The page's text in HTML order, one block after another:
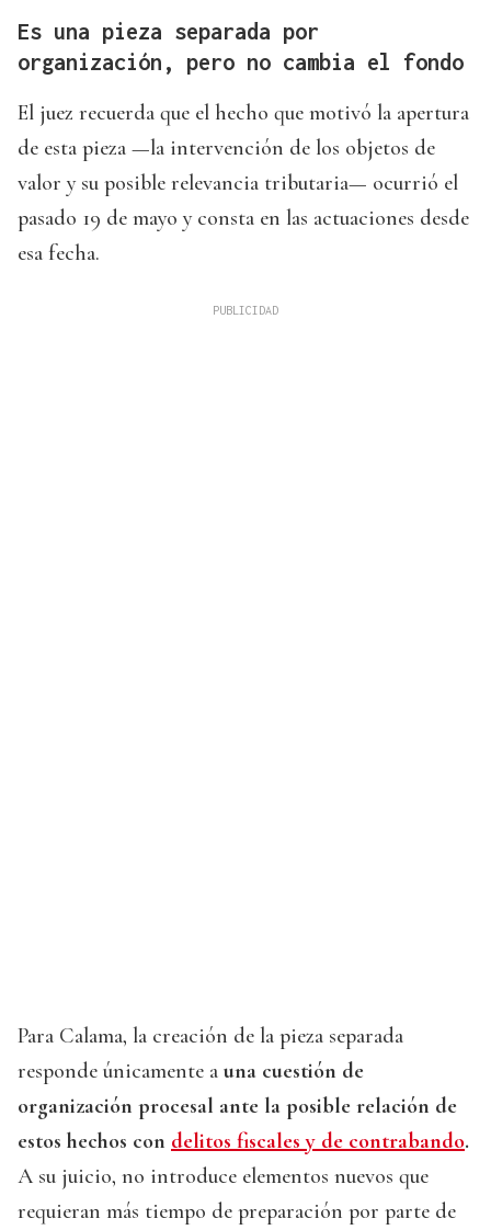
Es una pieza separada por
organización, pero no cambia el fondo
El juez recuerda que el hecho que motivó la apertura
de esta pieza —la intervención de los objetos de
valor y su posible relevancia tributaria— ocurrió el
pasado 19 de mayo y consta en las actuaciones desde
esa fecha.
Para Calama, la creación de la pieza separada
responde únicamente a una cuestión de
organización procesal ante la posible relación de
estos hechos con delitos fiscales y de contrabando.
A su juicio, no introduce elementos nuevos que
requieran más tiempo de preparación por parte de